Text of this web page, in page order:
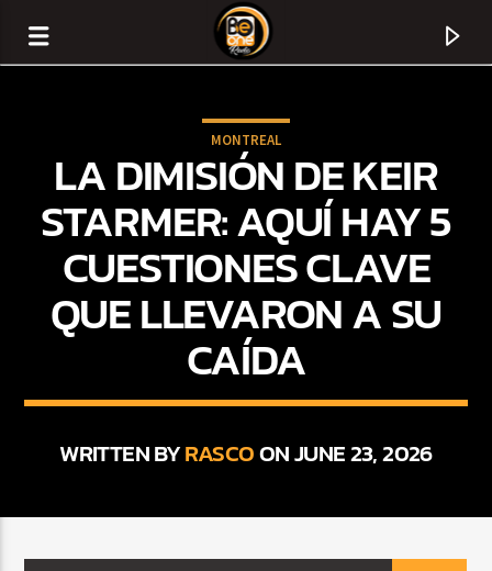
TITLE
MONTREAL
LA DIMISIÓN DE KEIR
STARMER: AQUÍ HAY 5
CUESTIONES CLAVE
QUE LLEVARON A SU
CAÍDA
WRITTEN BYRASCOON JUNE 23, 2026